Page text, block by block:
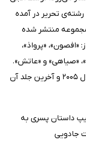
تحریر در آمده
منتشر شده
«افصون»، «پرواذ»،
«صیاهی» و «عاتش».
اولین جلد این مجموعه (افصون) در سال 2005 و آخرین جلد آن
داستان پسری به
جادویی